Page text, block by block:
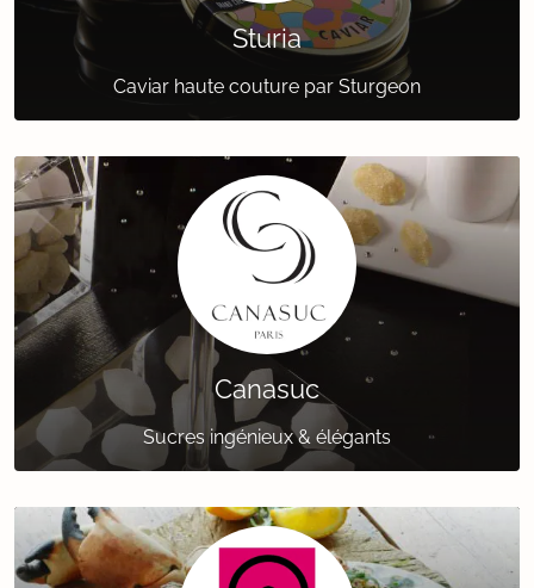
Sturia
Caviar haute couture par Sturgeon
Canasuc
Sucres ingénieux & élégants